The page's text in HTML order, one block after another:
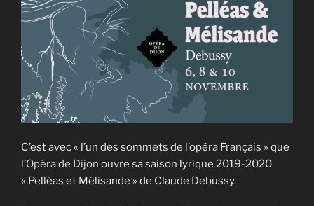
C’est avec « l’un des sommets de l’opéra Français » que
l’Opéra de Dijon ouvre sa saison lyrique 2019-2020
« Pelléas et Mélisande » de Claude Debussy.